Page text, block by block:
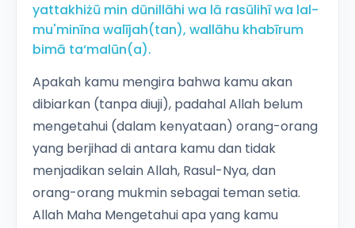
yattakhiżū min dūnillāhi wa lā rasūlihī wa lal-
mu'minīna walījah(tan), wallāhu khabīrum
bimā ta‘malūn(a).
Apakah kamu mengira bahwa kamu akan
dibiarkan (tanpa diuji), padahal Allah belum
mengetahui (dalam kenyataan) orang-orang
yang berjihad di antara kamu dan tidak
menjadikan selain Allah, Rasul-Nya, dan
orang-orang mukmin sebagai teman setia.
Allah Maha Mengetahui apa yang kamu